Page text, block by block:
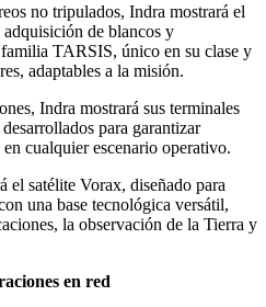
no tripulados, Indra mostrará el
de blancos y
TARSIS, único en su clase y
adaptables a la misión.
Indra mostrará sus terminales
para garantizar
cualquier escenario operativo.
el satélite Vorax, diseñado para
una base tecnológica versátil,
la observación de la Tierra y
en red